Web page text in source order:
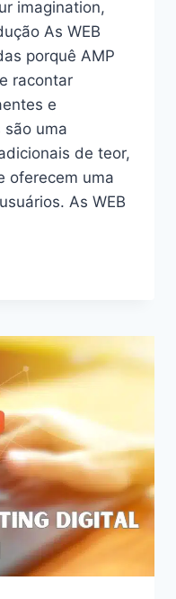
imagination,
As WEB
porquê AMP
racontar
e
são uma
de teor,
oferecem uma
As WEB